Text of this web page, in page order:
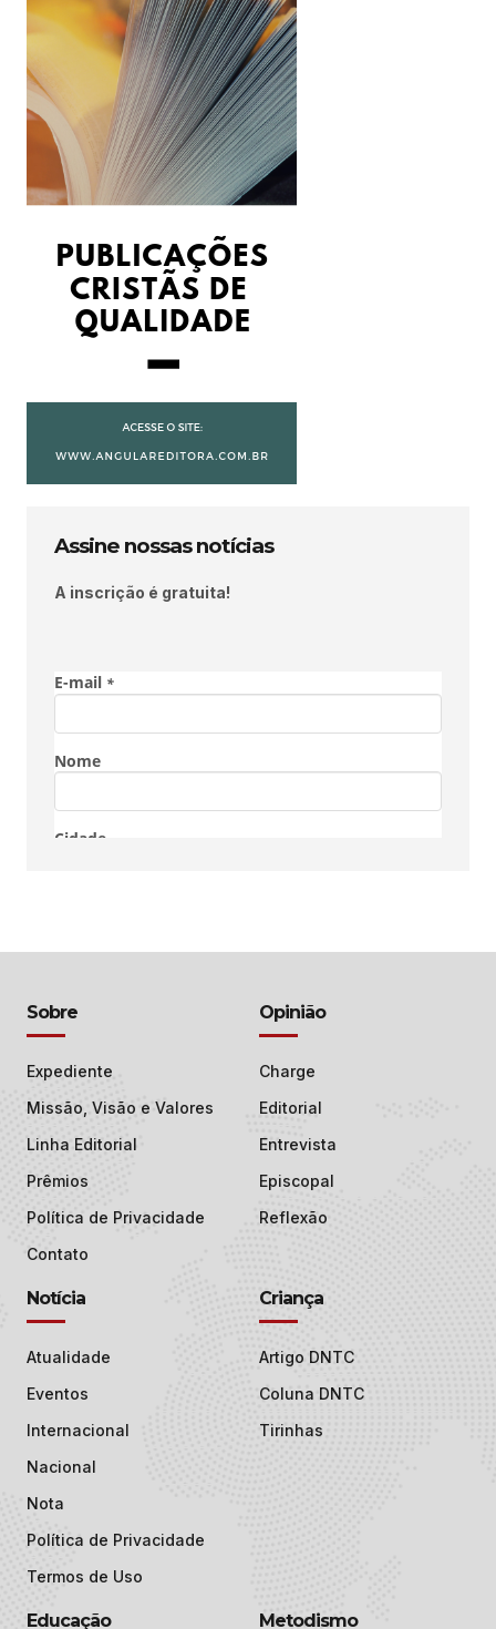
Assine nossas notícias
A inscrição é gratuita!
Sobre
Expediente
Missão, Visão e Valores
Linha Editorial
Prêmios
Política de Privacidade
Contato
Opinião
Charge
Editorial
Entrevista
Episcopal
Reflexão
Notícia
Atualidade
Eventos
Internacional
Nacional
Nota
Política de Privacidade
Termos de Uso
Criança
Artigo DNTC
Coluna DNTC
Tirinhas
Educação Metodismo